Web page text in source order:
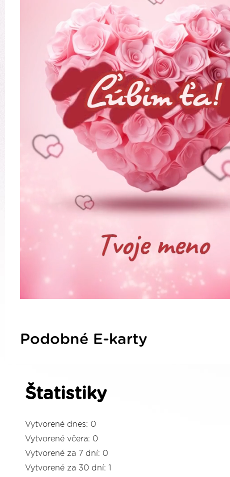
Podobné E-karty
Štatistiky
Vytvorené dnes: 0
Vytvorené včera: 0
Vytvorené za 7 dní: 0
Vytvorené za 30 dní: 1